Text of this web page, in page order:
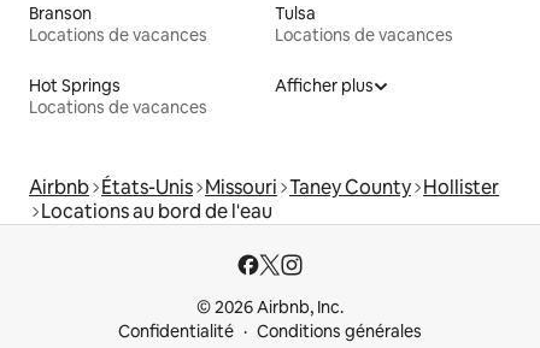
Branson
Locations de vacances
Tulsa
Locations de vacances
Hot Springs
Locations de vacances
Afficher plus
Airbnb États-Unis Missouri Taney County Hollister
Locations au bord de l'eau
© 2026 Airbnb, Inc.
Confidentialité
Conditions générales